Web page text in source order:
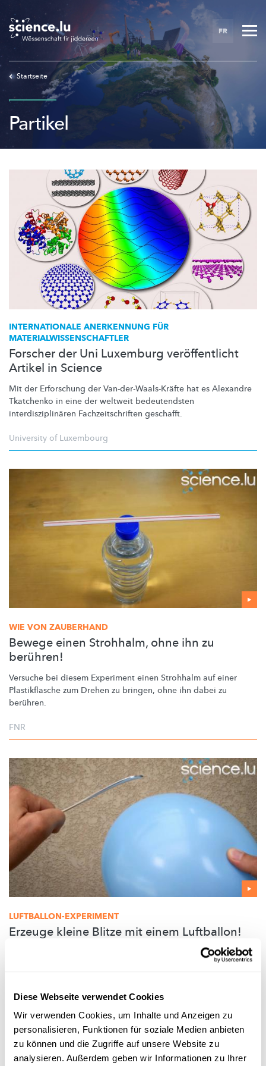
Diese Webseite verwendet Cookies
Wir verwenden Cookies, um Inhalte und Anzeigen zu
personalisieren, Funktionen für soziale Medien anbieten
zu können und die Zugriffe auf unsere Website zu
analysieren. Außerdem geben wir Informationen zu Ihrer
main
content
FR
Startseite
Partikel
INTERNATIONALE ANERKENNUNG FÜR
MATERIALWISSENSCHAFTLER
Forscher der Uni Luxemburg veröffentlicht
Artikel in Science
Mit der Erforschung der Van-der-Waals-Kräfte hat es Alexandre
Tkatchenko in eine der weltweit bedeutendsten
interdisziplinären Fachzeitschriften geschafft.
University of Luxembourg
WIE VON ZAUBERHAND
Bewege einen Strohhalm, ohne ihn zu
berühren!
Versuche bei diesem Experiment einen Strohhalm auf einer
Plastikflasche zum Drehen zu bringen, ohne ihn dabei zu
berühren.
FNR
LUFTBALLON-EXPERIMENT
Erzeuge kleine Blitze mit einem Luftballon!
Du brauchst nur einen Luftballon, einen Löffel und einen